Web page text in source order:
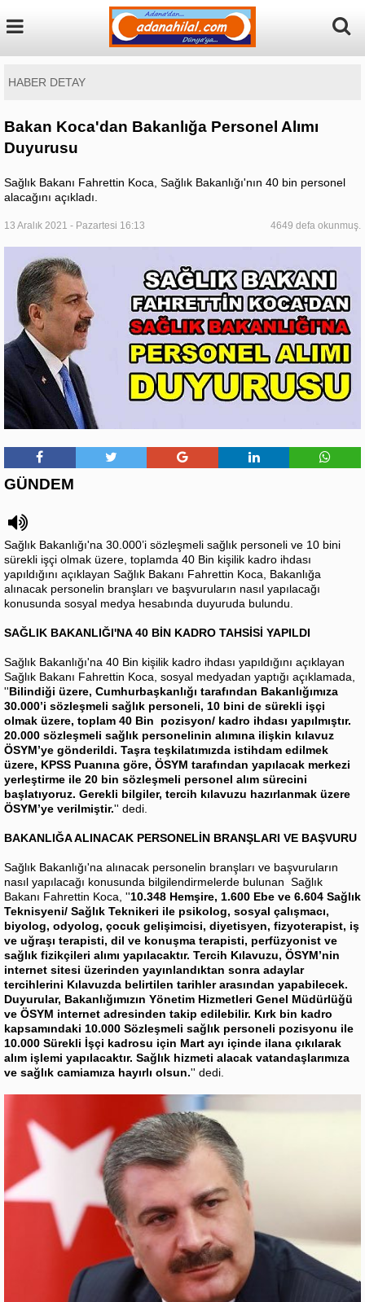
HABER DETAY
Bakan Koca'dan Bakanlığa Personel Alımı
Duyurusu
Sağlık Bakanı Fahrettin Koca, Sağlık Bakanlığı'nın 40 bin personel
alacağını açıkladı.
13 Aralık 2021 - Pazartesi 16:13 4649 defa okunmuş.
GÜNDEM
Sağlık Bakanlığı'na 30.000’i sözleşmeli sağlık personeli ve 10 bini
sürekli işçi olmak üzere, toplamda 40 Bin kişilik kadro ihdası
yapıldığını açıklayan Sağlık Bakanı Fahrettin Koca, Bakanlığa
alınacak personelin branşları ve başvuruların nasıl yapılacağı
konusunda sosyal medya hesabında duyuruda bulundu.
SAĞLIK BAKANLIĞI'NA 40 BİN KADRO TAHSİSİ YAPILDI
Sağlık Bakanlığı'na 40 Bin kişilik kadro ihdası yapıldığını açıklayan
Sağlık Bakanı Fahrettin Koca, sosyal medyadan yaptığı açıklamada,
''Bilindiği üzere, Cumhurbaşkanlığı tarafından Bakanlığımıza
30.000’i sözleşmeli sağlık personeli, 10 bini de sürekli işçi
olmak üzere, toplam 40 Bin pozisyon/ kadro ihdası yapılmıştır.
20.000 sözleşmeli sağlık personelinin alımına ilişkin kılavuz
ÖSYM’ye gönderildi. Taşra teşkilatımızda istihdam edilmek
üzere, KPSS Puanına göre, ÖSYM tarafından yapılacak merkezi
yerleştirme ile 20 bin sözleşmeli personel alım sürecini
başlatıyoruz. Gerekli bilgiler, tercih kılavuzu hazırlanmak üzere
ÖSYM’ye verilmiştir.'' dedi.
BAKANLIĞA ALINACAK PERSONELİN BRANŞLARI VE BAŞVURU
Sağlık Bakanlığı'na alınacak personelin branşları ve başvuruların
nasıl yapılacağı konusunda bilgilendirmelerde bulunan Sağlık
Bakanı Fahrettin Koca, ''10.348 Hemşire, 1.600 Ebe ve 6.604 Sağlık
Teknisyeni/ Sağlık Teknikeri ile psikolog, sosyal çalışmacı,
biyolog, odyolog, çocuk gelişimcisi, diyetisyen, fizyoterapist, iş
ve uğraşı terapisti, dil ve konuşma terapisti, perfüzyonist ve
sağlık fizikçileri alımı yapılacaktır. Tercih Kılavuzu, ÖSYM’nin
internet sitesi üzerinden yayınlandıktan sonra adaylar
tercihlerini Kılavuzda belirtilen tarihler arasından yapabilecek.
Duyurular, Bakanlığımızın Yönetim Hizmetleri Genel Müdürlüğü
ve ÖSYM internet adresinden takip edilebilir. Kırk bin kadro
kapsamındaki 10.000 Sözleşmeli sağlık personeli pozisyonu ile
10.000 Sürekli İşçi kadrosu için Mart ayı içinde ilana çıkılarak
alım işlemi yapılacaktır. Sağlık hizmeti alacak vatandaşlarımıza
ve sağlık camiamıza hayırlı olsun.'' dedi.